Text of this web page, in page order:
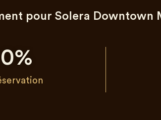
pour Solera Downtown
0%